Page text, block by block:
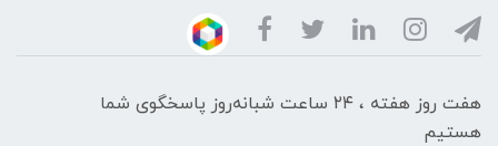
هفت روز هفته ، ۲۴ ساعت شبانه‌روز پاسخگوی شما
هستیم